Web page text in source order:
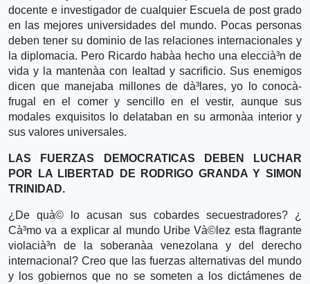
docente e investigador de cualquier Escuela de post grado
en las mejores universidades del mundo. Pocas personas
deben tener su dominio de las relaciones internacionales y
la diplomacia. Pero Ricardo habà­a hecho una eleccià³n de
vida y la mantenà­a con lealtad y sacrificio. Sus enemigos
dicen que manejaba millones de dà³lares, yo lo conocà­
frugal en el comer y sencillo en el vestir, aunque sus
modales exquisitos lo delataban en su armonà­a interior y
sus valores universales.
LAS FUERZAS DEMOCRATICAS DEBEN LUCHAR
POR LA LIBERTAD DE RODRIGO GRANDA Y SIMON
TRINIDAD.
¿De quà© lo acusan sus cobardes secuestradores? ¿
Cà³mo va a explicar al mundo Uribe Và©lez esta flagrante
violacià³n de la soberanà­a venezolana y del derecho
internacional? Creo que las fuerzas alternativas del mundo
y los gobiernos que no se someten a los dictámenes de